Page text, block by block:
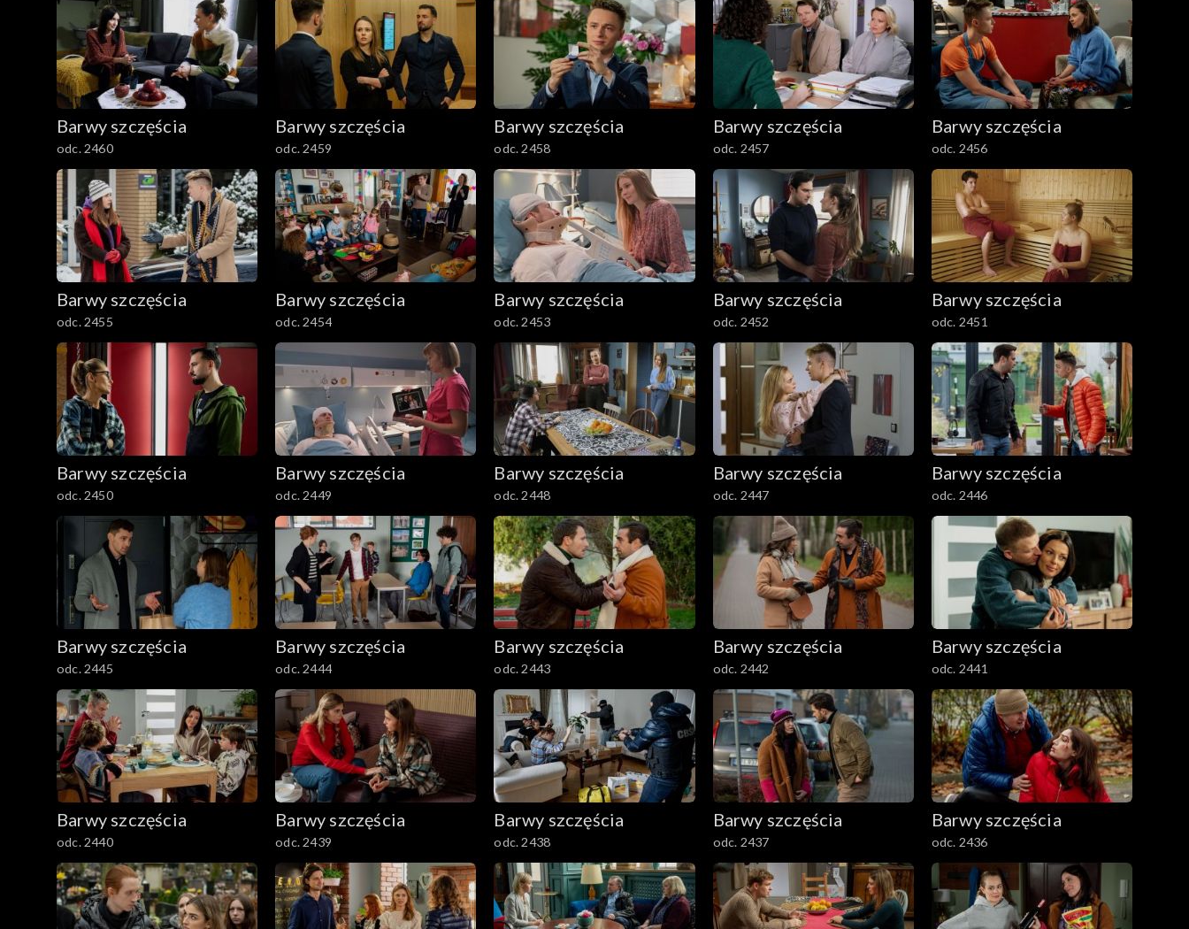
Barwy szczęścia
odc. 2460
Barwy szczęścia
odc. 2459
Barwy szczęścia
odc. 2458
Barwy szczęścia
odc. 2457
Barwy szczęścia
odc. 2456
Barwy szczęścia
odc. 2455
Barwy szczęścia
odc. 2454
Barwy szczęścia
odc. 2453
Barwy szczęścia
odc. 2452
Barwy szczęścia
odc. 2451
Barwy szczęścia
odc. 2450
Barwy szczęścia
odc. 2449
Barwy szczęścia
odc. 2448
Barwy szczęścia
odc. 2447
Barwy szczęścia
odc. 2446
Barwy szczęścia
odc. 2445
Barwy szczęścia
odc. 2444
Barwy szczęścia
odc. 2443
Barwy szczęścia
odc. 2442
Barwy szczęścia
odc. 2441
Barwy szczęścia
odc. 2440
Barwy szczęścia
odc. 2439
Barwy szczęścia
odc. 2438
Barwy szczęścia
odc. 2437
Barwy szczęścia
odc. 2436